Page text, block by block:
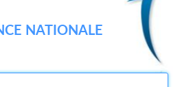
NATIONALE